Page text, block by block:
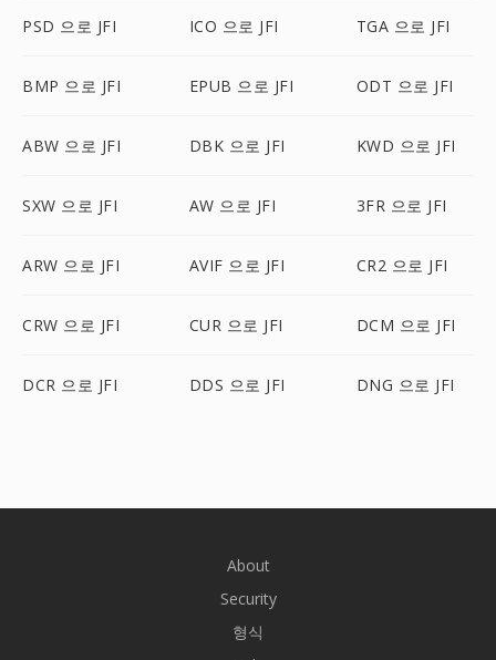
PSD 으로 JFI ICO 으로 JFI TGA 으로 JFI
BMP 으로 JFI EPUB 으로 JFI ODT 으로 JFI
ABW 으로 JFI DBK 으로 JFI KWD 으로 JFI
SXW 으로 JFI AW 으로 JFI 3FR 으로 JFI
ARW 으로 JFI AVIF 으로 JFI CR2 으로 JFI
CRW 으로 JFI CUR 으로 JFI DCM 으로 JFI
DCR 으로 JFI DDS 으로 JFI DNG 으로 JFI
About
Security
형식